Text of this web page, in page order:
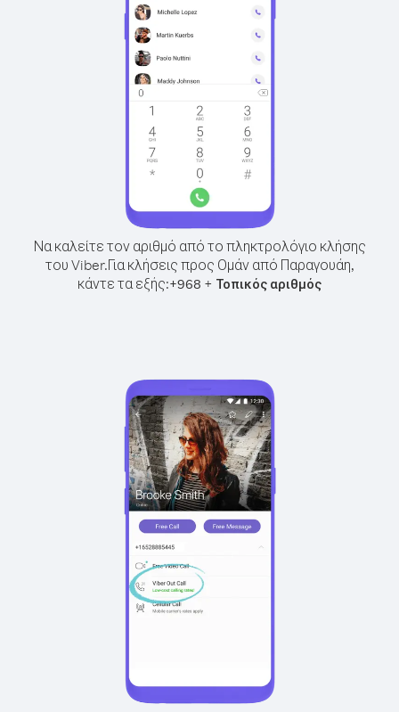
Να καλείτε τον αριθμό από το πληκτρολόγιο κλήσης
του Viber.Για κλήσεις προς Ομάν από Παραγουάη,
κάντε τα εξής:+968 + Τοπικός αριθμός